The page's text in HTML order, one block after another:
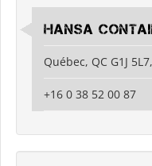
HANSA
Québec, QC G1J
+16 0 38 52 00 87